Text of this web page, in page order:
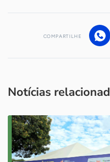
COMPARTILHE
Notícias